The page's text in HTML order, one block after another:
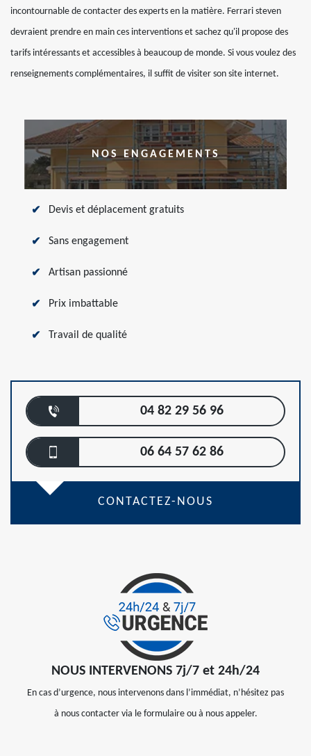
incontournable de contacter des experts en la matière. Ferrari steven
devraient prendre en main ces interventions et sachez qu'il propose des
tarifs intéressants et accessibles à beaucoup de monde. Si vous voulez des
renseignements complémentaires, il suffit de visiter son site internet.
NOS ENGAGEMENTS
Devis et déplacement gratuits
Sans engagement
Artisan passionné
Prix imbattable
Travail de qualité
04 82 29 56 96
06 64 57 62 86
CONTACTEZ-NOUS
NOUS INTERVENONS 7j/7 et 24h/24
En cas d’urgence, nous intervenons dans l’immédiat, n’hésitez pas
à nous contacter via le formulaire ou à nous appeler.